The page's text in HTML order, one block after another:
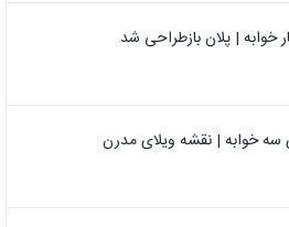
خوابه | پلان بازطراحی شد